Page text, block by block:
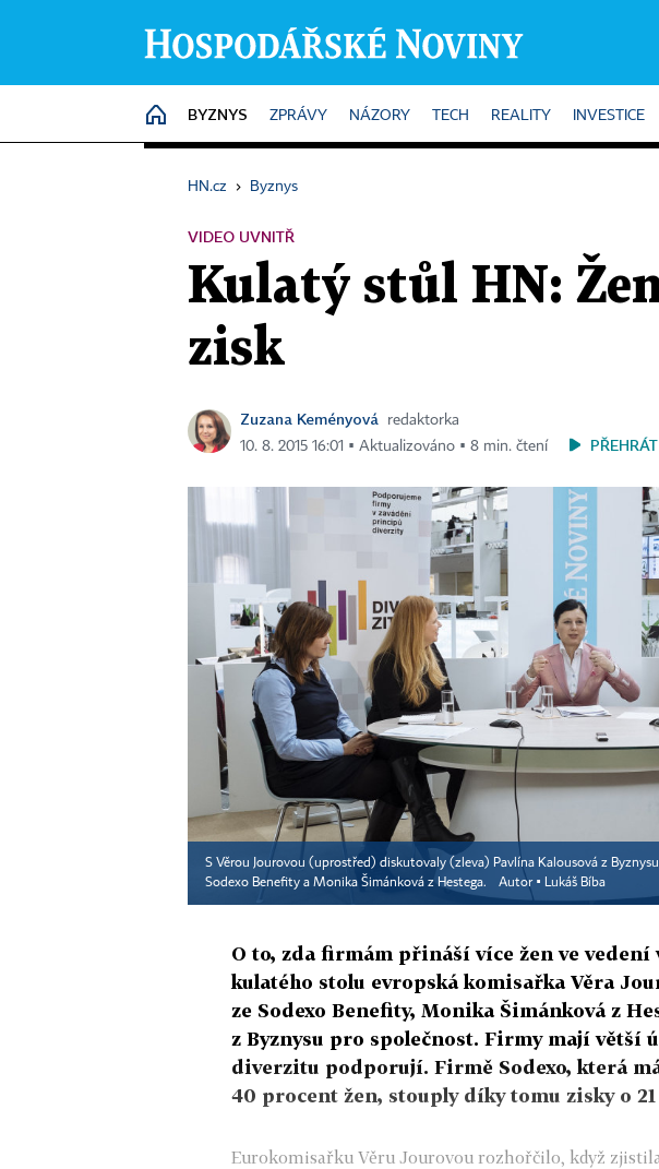
HOME
BYZNYS ZPRÁVY NÁZORY TECH REALITY INVESTICE
HN.cz › Byznys
VIDEO UVNITŘ
Kulatý stůl HN:
zisk
Zuzana Keményová
redaktorka
10. 8. 2015 16:01 ▪ Aktualizováno ▪ 8 min. čtení
S Věrou Jourovou (uprostřed) diskutovaly (zleva) Pavlína Kalousová z
Sodexo Benefity a Monika Šimánková z Hestega.
Autor ▪ Lukáš Bíba
O to, zda firmám přináší více žen ve vedení
kulatého stolu evropská komisařka Věra
ze Sodexo Benefity, Monika Šimánková z
z Byznysu pro společnost. Firmy mají větší
diverzitu podporují. Firmě Sodexo, která
40 procent žen, stouply díky tomu zisky o
Eurokomisařku Věru Jourovou rozhořčilo, když